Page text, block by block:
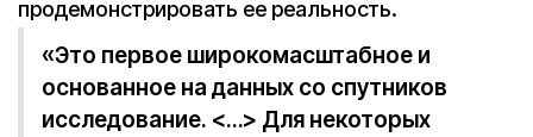
продемонстрировать ее реальность.
«Это первое широкомасштабное и
основанное на данных со спутников
исследование. <…> Для некоторых